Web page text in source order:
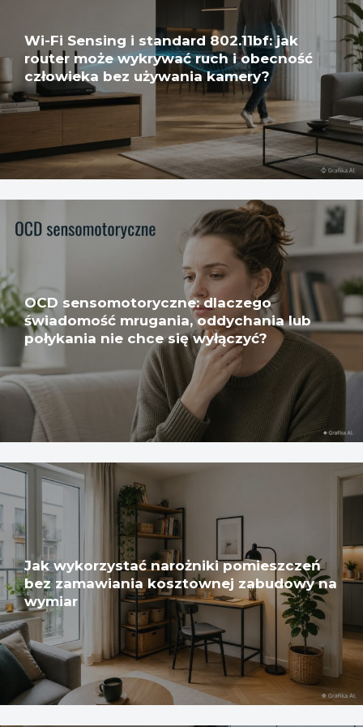
Wi-Fi Sensing i standard 802.11bf: jak
router może wykrywać ruch i obecność
człowieka bez używania kamery?
OCD sensomotoryczne: dlaczego
świadomość mrugania, oddychania lub
połykania nie chce się wyłączyć?
Jak wykorzystać narożniki pomieszczeń
bez zamawiania kosztownej zabudowy na
wymiar